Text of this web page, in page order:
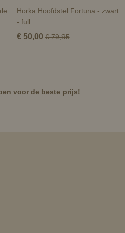
Horka Hoofdstel Fortuna - zwart
- full
€ 50,00 € 79,95
voor de beste prijs!